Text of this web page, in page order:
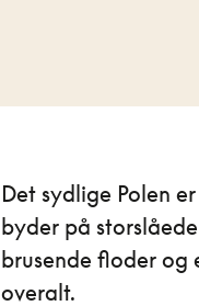
Det sydlige Polen
byder på
brusende floder og
overalt.